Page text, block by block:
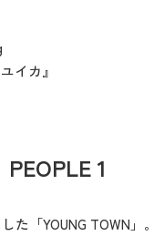
イカ』
PEOPLE 1
した「YOUNG TOWN